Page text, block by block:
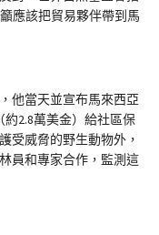
應該把貿易夥伴帶到馬
他當天並宣布馬來西亞
2.8萬美金）給社區保
受威脅的野生動物外，
員和專家合作，監測這